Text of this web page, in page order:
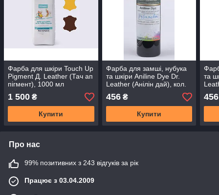
Фарба для шкіри Touch Up
Pigment Д. Leather (Тач ап
пігмент), 1000 мл
1 500 ₴
Купити
Фарба для замші, нубука
та шкіри Aniline Dye Dr.
Leather (Анілін дай), кол.
рубіновий, 250 мл
456₴
Купити
та
мл
456
Про нас
99% позитивних з 243 відгуків за рік
Працює з 03.04.2009